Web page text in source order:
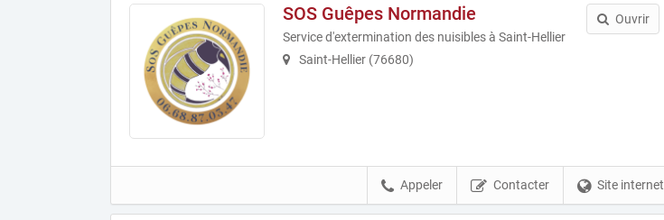
SOS Guêpes Normandie
Service d'extermination des nuisibles à Saint-Hellier
Saint-Hellier (76680)
Ouvrir
Site internet
Contacter
Appeler